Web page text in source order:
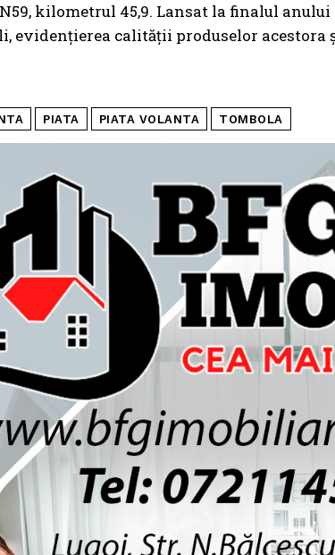
kilometrul 45,9. Lansat la finalul
evidențierea calității produselor
PIATA PIATA VOLANTA TOMBOLA